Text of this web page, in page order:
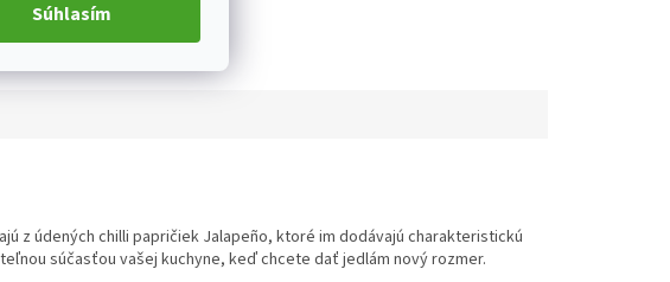
Súhlasím
z údených chilli papričiek Jalapeño, ktoré im dodávajú charakteristickú
súčasťou vašej kuchyne, keď chcete dať jedlám nový rozmer.